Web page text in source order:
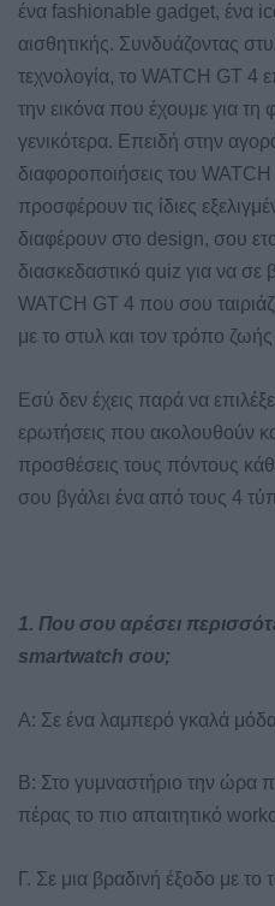
ένα fashionable gadget, ένα
αισθητικής. Συνδυάζοντας
τεχνολογία, το WATCH GT 4
την εικόνα που έχουμε για
γενικότερα. Επειδή στην
διαφοροποιήσεις του
προσφέρουν τις ίδιες
διαφέρουν στο design, σου
διασκεδαστικό quiz για να σε
WATCH GT 4 που σου
με το στυλ και τον τρόπο ζωής
Εσύ δεν έχεις παρά να
ερωτήσεις που ακολουθούν
προσθέσεις τους πόντους
σου βγάλει ένα από τους 4
1. Που σου αρέσει
smartwatch σου;
A: Σε ένα λαμπερό γκαλά
Β: Στο γυμναστήριο την ώρα
πέρας το πιο απαιτητικό
Γ. Σε μια βραδινή έξοδο με το